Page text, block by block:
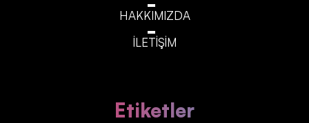
HAKKIMIZDA
İLETİŞİM
Etiketler